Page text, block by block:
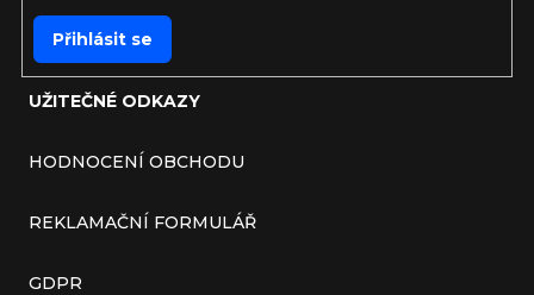
UŽITEČNÉ ODKAZY
HODNOCENÍ OBCHODU
REKLAMAČNÍ FORMULÁŘ
GDPR
Přihlásit se